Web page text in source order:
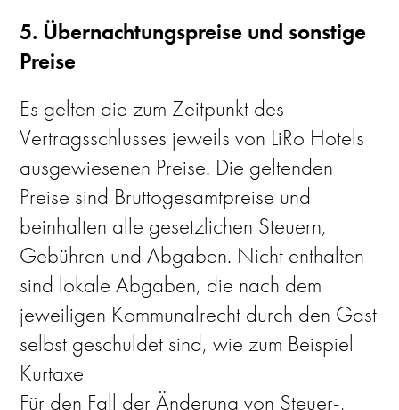
5. Übernachtungspreise und sonstige
Preise
Es gelten die zum Zeitpunkt des
Vertragsschlusses jeweils von LiRo Hotels
ausgewiesenen Preise. Die geltenden
Preise sind Bruttogesamtpreise und
beinhalten alle gesetzlichen Steuern,
Gebühren und Abgaben. Nicht enthalten
sind lokale Abgaben, die nach dem
jeweiligen Kommunalrecht durch den Gast
selbst geschuldet sind, wie zum Beispiel
Kurtaxe
Für den Fall der Änderung von Steuer-,